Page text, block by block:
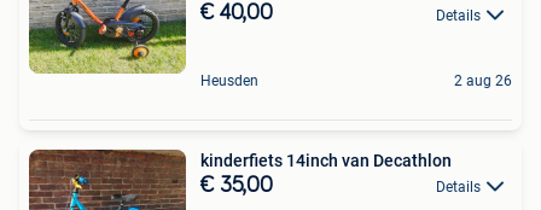
€ 40,00 Details
Heusden 2 aug 26
kinderfiets 14inch van Decathlon
€ 35,00 Details